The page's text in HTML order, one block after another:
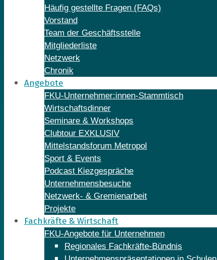
Häufig gestellte Fragen (FAQs)
Vorstand
Team der Geschäftsstelle
Mitgliederliste
Netzwerk
Chronik
Angebote
FKU-Unternehmer:innen-Stammtisch
Wirtschaftsdinner
Seminare & Workshops
Clubtour EXKLUSIV
Mittelstandsforum Metropol
Sport & Events
Podcast Kiezgespräche
Unternehmensbesuche
Netzwerk- & Gremienarbeit
Projekte
Fachkräfte & Wirtschaft
FKU-Angebote für Unternehmen
Regionales Fachkräfte-Bündnis